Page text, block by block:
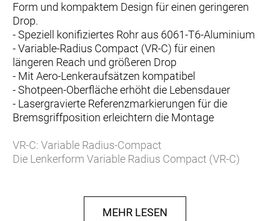
Form und kompaktem Design für einen geringeren
Drop.
- Speziell konifiziertes Rohr aus 6061-T6-Aluminium
- Variable-Radius Compact (VR-C) für einen
längeren Reach und größeren Drop
- Mit Aero-Lenkeraufsätzen kompatibel
- Shotpeen-Oberfläche erhöht die Lebensdauer
- Lasergravierte Referenzmarkierungen für die
Bremsgriffposition erleichtern die Montage
VR-C: Variable Radius-Compact
Die Lenkerform Variable Radius Compact (VR-C)
Handposition für das schnelle Umgreifen zwischen
Ober- und Unterlenker schafft.
MEHR LESEN